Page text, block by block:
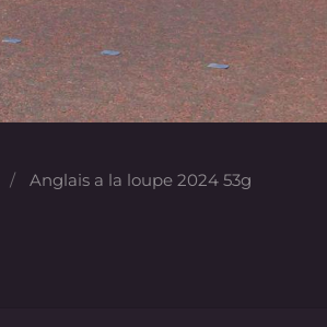
Anglais a la loupe 2024 53g